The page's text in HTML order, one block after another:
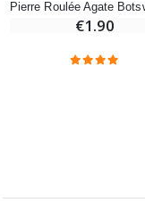
€1.90